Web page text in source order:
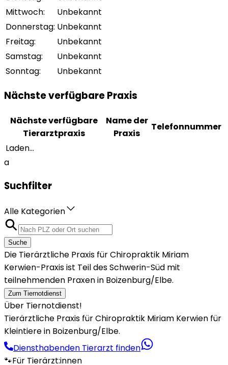
Mittwoch:
Unbekannt
Donnerstag: Unbekannt
Freitag:
Unbekannt
Samstag:
Unbekannt
Sonntag: Unbekannt
Nächste verfügbare Praxis
Nächste verfügbare
Tierarztpraxis
Name der
Praxis
Telefonnummer
Laden...
a
Suchfilter
Alle Kategorien
Suche
Die Tierärztliche Praxis für Chiropraktik Miriam
Kerwien-Praxis ist Teil des Schwerin-Süd mit
teilnehmenden Praxen in Boizenburg/Elbe.
Zum Tiernotdienst
Über Tiernotdienst!
Tierärztliche Praxis für Chiropraktik Miriam Kerwien für
Kleintiere in Boizenburg/Elbe.
Diensthabenden Tierarzt finden
🐾Für Tierärzt:innen